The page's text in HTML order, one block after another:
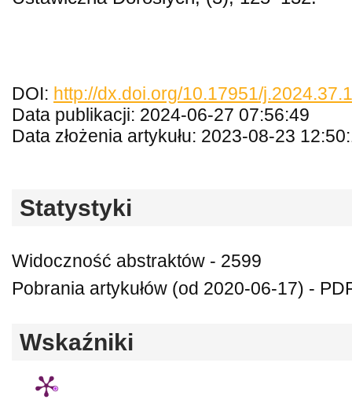
DOI: http://dx.doi.org/10.17951/
Data publikacji: 2024-06-27 07:56:49
Data złożenia artykułu: 2023-08-23
Statystyki
Widoczność abstraktów - 2599
Pobrania artykułów (od 2020-06-17) -
Wskaźniki